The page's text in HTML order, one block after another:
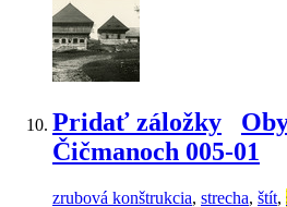
Pridať záložky
Čičmanoch 005-01
zrubová konštrukcia, strecha, štít,